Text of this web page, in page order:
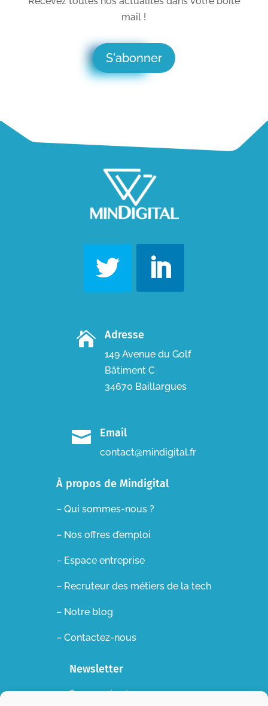
mail !
S'abonner
 Adresse
149 Avenue du Golf
Bâtiment C
34670 Baillargues
 Email
contact@mindigital.fr
À propos de Mindigital
– Qui sommes-nous ?
– Nos offres d’emploi
– Espace entreprise
– Recruteur des métiers de la tech
– Notre blog
– Contactez-nous
Newsletter
Recevez toutes nos